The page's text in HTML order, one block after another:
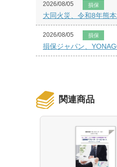
2026/08/05 損保
大同火災、令和8年熊
2026/08/05 損保
損保ジャパン、
関連商品